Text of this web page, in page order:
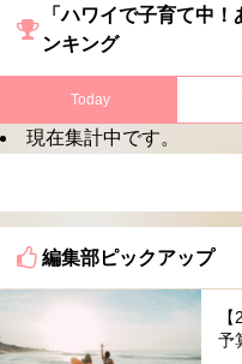
「ハワイで子育て中
ンキング
Today
現在集計中です。
編集部ピックアップ
予